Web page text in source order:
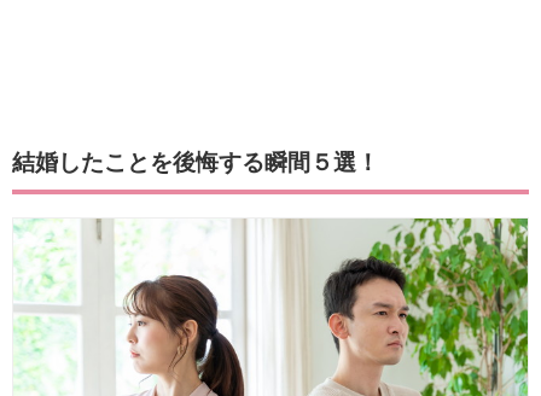
結婚したことを後悔する瞬間５選！